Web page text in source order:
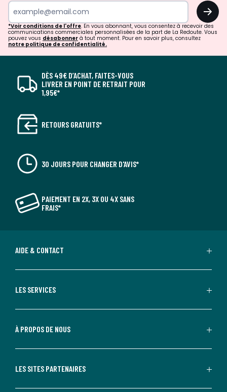
OK
*Voir conditions de l'offre. En vous abonnant, vous consentez à recevoir des
communications commerciales personnalisées de la part de La Redoute. Vous
pouvez vous désabonner à tout moment. Pour en savoir plus, consultez
notre politique de confidentialité.
DÈS 49€ D’ACHAT, FAITES-VOUS
LIVRER EN POINT DE RETRAIT POUR
1,95€*
RETOURS GRATUITS*
30 JOURS POUR CHANGER D'AVIS*
PAIEMENT EN 2X, 3X OU 4X SANS
FRAIS*
AIDE & CONTACT
LES SERVICES
À PROPOS DE NOUS
LES SITES PARTENAIRES